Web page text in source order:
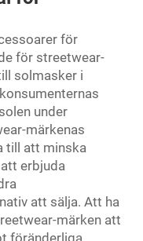
för
för streetwear-
solmasker i
under
märkenas
till att minska
erbjuda
att sälja. Att ha
märken att
föränderliga